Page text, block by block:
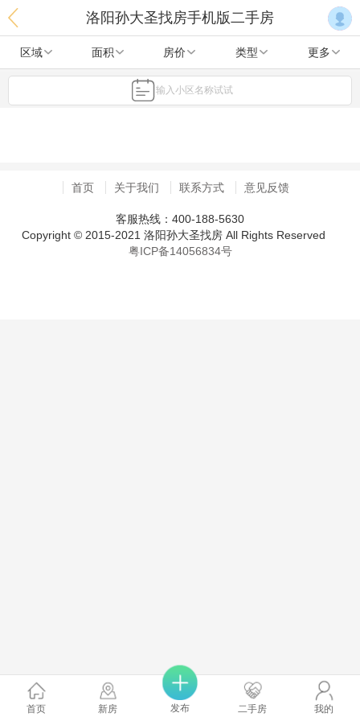
洛阳孙大圣找房手机版二手房
区域 面积 房价 类型 更多
输入小区名称试试
首页 新房 发布 二手房 我的
首页 关于我们 联系方式 意见反馈
客服热线：400-188-5630
Copyright © 2015-2021 洛阳孙大圣找房 All Rights Reserved
粤ICP备14056834号